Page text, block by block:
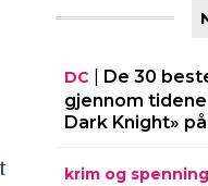
DC
De 30
gjennom
Dark Knight»
krim og spenning